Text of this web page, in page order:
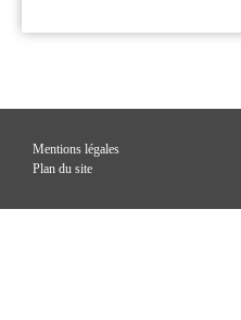
Mentions légales
Plan du site